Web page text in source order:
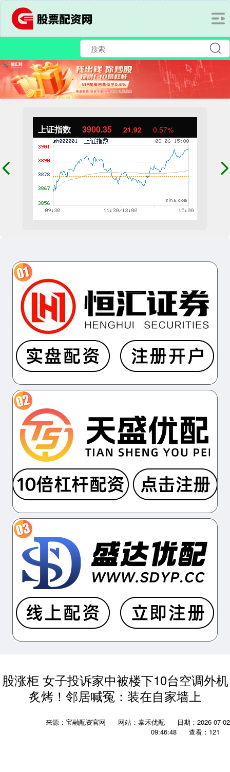
上证指数 3900.35 21.92 0.57%
股涨柜 女子投诉家中被楼下10台空调外机
炙烤！邻居喊冤：装在自家墙上
来源：宝融配资官网 网站：泰禾优配
日期：2026-07-02
09:46:48
查看：121